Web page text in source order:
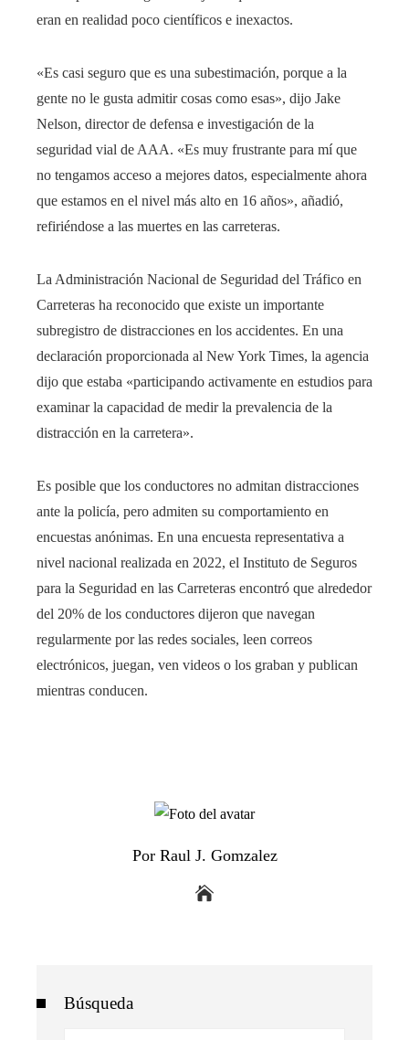
eran en realidad poco científicos e inexactos.
«Es casi seguro que es una subestimación, porque a la
gente no le gusta admitir cosas como esas», dijo Jake
Nelson, director de defensa e investigación de la
seguridad vial de AAA. «Es muy frustrante para mí que
no tengamos acceso a mejores datos, especialmente ahora
que estamos en el nivel más alto en 16 años», añadió,
refiriéndose a las muertes en las carreteras.
La Administración Nacional de Seguridad del Tráfico en
Carreteras ha reconocido que existe un importante
subregistro de distracciones en los accidentes. En una
declaración proporcionada al New York Times, la agencia
dijo que estaba «participando activamente en estudios para
examinar la capacidad de medir la prevalencia de la
distracción en la carretera».
Es posible que los conductores no admitan distracciones
ante la policía, pero admiten su comportamiento en
encuestas anónimas. En una encuesta representativa a
nivel nacional realizada en 2022, el Instituto de Seguros
para la Seguridad en las Carreteras encontró que alrededor
del 20% de los conductores dijeron que navegan
regularmente por las redes sociales, leen correos
electrónicos, juegan, ven videos o los graban y publican
mientras conducen.
Por Raul J. Gomzalez
Búsqueda